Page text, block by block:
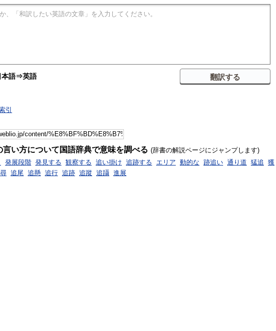
本語⇒英語
引
言い方について国語辞典で意味を調べる (辞書の解説ページにジャンプします)
発展段階 発見する 観察する 追い掛け 追跡する エリア 動的な 跡追い 通り道 猛追 獲
追尾 追懸 追行 追跡 追蹤 追躡 進展